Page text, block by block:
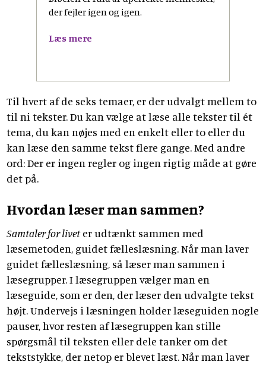
der fejler igen og igen.
Læs mere
Til hvert af de seks temaer, er der udvalgt mellem to
til ni tekster. Du kan vælge at læse alle tekster til ét
tema, du kan nøjes med en enkelt eller to eller du
kan læse den samme tekst flere gange. Med andre
ord: Der er ingen regler og ingen rigtig måde at gøre
det på.
Hvordan læser man sammen?
Samtaler for liveter udtænkt sammen med
læsemetoden, guidet fælleslæsning. Når man laver
guidet fælleslæsning, så læser man sammen i
læsegrupper. I læsegruppen vælger man en
læseguide, som er den, der læser den udvalgte tekst
højt. Undervejs i læsningen holder læseguiden nogle
pauser, hvor resten af læsegruppen kan stille
spørgsmål til teksten eller dele tanker om det
tekststykke, der netop er blevet læst. Når man laver